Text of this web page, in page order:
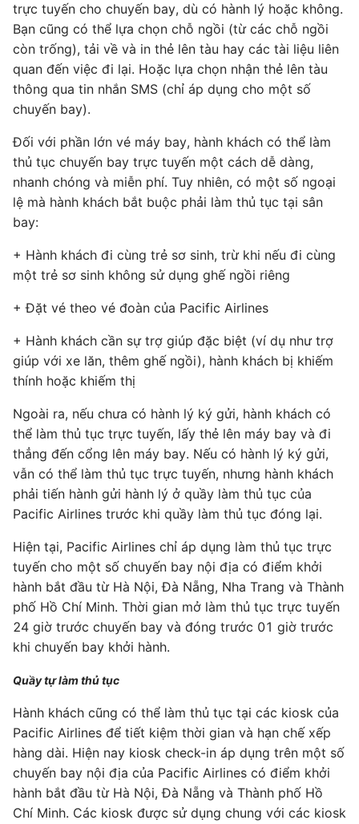
trực tuyến cho chuyến bay, dù có hành lý hoặc không.
Bạn cũng có thể lựa chọn chỗ ngồi (từ các chỗ ngồi
còn trống), tải về và in thẻ lên tàu hay các tài liệu liên
quan đến việc đi lại. Hoặc lựa chọn nhận thẻ lên tàu
thông qua tin nhắn SMS (chỉ áp dụng cho một số
chuyến bay).
Đối với phần lớn vé máy bay, hành khách có thể làm
thủ tục chuyến bay trực tuyến một cách dễ dàng,
nhanh chóng và miễn phí. Tuy nhiên, có một số ngoại
lệ mà hành khách bắt buộc phải làm thủ tục tại sân
bay:
+ Hành khách đi cùng trẻ sơ sinh, trừ khi nếu đi cùng
một trẻ sơ sinh không sử dụng ghế ngồi riêng
+ Đặt vé theo vé đoàn của Pacific Airlines
+ Hành khách cần sự trợ giúp đặc biệt (ví dụ như trợ
giúp với xe lăn, thêm ghế ngồi), hành khách bị khiếm
thính hoặc khiếm thị
Ngoài ra, nếu chưa có hành lý ký gửi, hành khách có
thể làm thủ tục trực tuyến, lấy thẻ lên máy bay và đi
thẳng đến cổng lên máy bay. Nếu có hành lý ký gửi,
vẫn có thể làm thủ tục trực tuyến, nhưng hành khách
phải tiến hành gửi hành lý ở quầy làm thủ tục của
Pacific Airlines trước khi quầy làm thủ tục đóng lại.
Hiện tại, Pacific Airlines chỉ áp dụng làm thủ tục trực
tuyến cho một số chuyến bay nội địa có điểm khởi
hành bắt đầu từ Hà Nội, Đà Nẵng, Nha Trang và Thành
phố Hồ Chí Minh. Thời gian mở làm thủ tục trực tuyến
24 giờ trước chuyến bay và đóng trước 01 giờ trước
khi chuyến bay khởi hành.
Quầy tự làm thủ tục
Hành khách cũng có thể làm thủ tục tại các kiosk của
Pacific Airlines để tiết kiệm thời gian và hạn chế xếp
hàng dài. Hiện nay kiosk check-in áp dụng trên một số
chuyến bay nội địa của Pacific Airlines có điểm khởi
hành bắt đầu từ Hà Nội, Đà Nẵng và Thành phố Hồ
Chí Minh. Các kiosk được sử dụng chung với các kiosk